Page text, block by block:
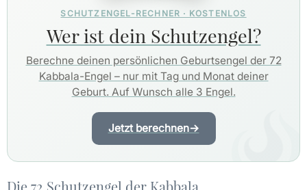
SCHUTZENGEL-RECHNER · KOSTENLOS
Wer ist dein Schutzengel?
Berechne deinen persönlichen Geburtsengel der 72
Kabbala-Engel – nur mit Tag und Monat deiner
Geburt. Auf Wunsch alle 3 Engel.
Jetzt berechnen→
Die 72 Schutzengel der Kabbala